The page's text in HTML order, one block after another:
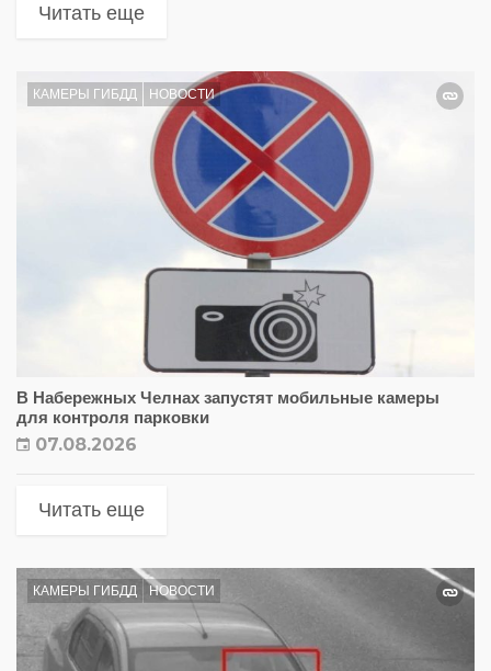
Читать еще
КАМЕРЫ ГИБДД НОВОСТИ
В Набережных Челнах запустят мобильные камеры
для контроля парковки
07.08.2026
Читать еще
КАМЕРЫ ГИБДД НОВОСТИ